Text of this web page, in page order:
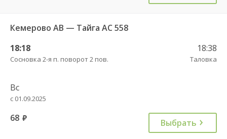
Кемерово АВ — Тайга АС 558
18:18
Сосновка 2-я п. поворот 2 пов.
18:38
Таловка
Вс
с 01.09.2025
68 руб. Выбрать